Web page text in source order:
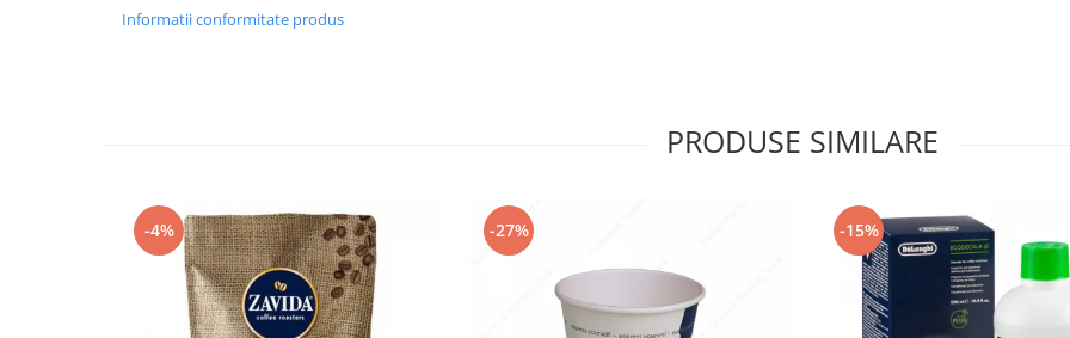
Informatii conformitate produs
PRODUSE SIMILARE
-4% -27% -15%